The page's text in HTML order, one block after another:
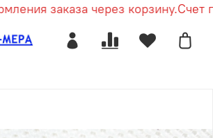
заказа через корзину.Счет